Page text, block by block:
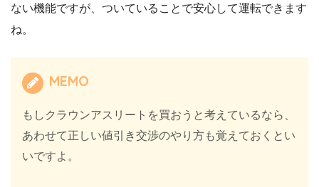
ない機能ですが、ついていることで安心して運転できます
ね。
MEMO
もしクラウンアスリートを買おうと考えているなら、
あわせて正しい値引き交渉のやり方も覚えておくとい
いですよ。